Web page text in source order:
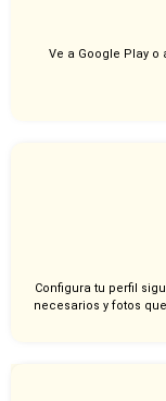
Ve a Google Play o
Configura tu perfil
necesarios y fotos